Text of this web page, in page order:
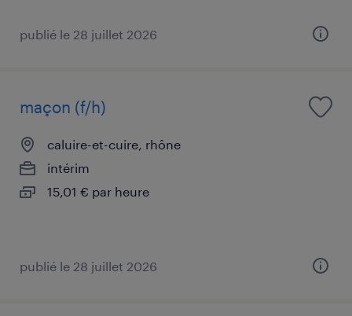
publié le 28 juillet 2026
maçon (f/h)
caluire-et-cuire, rhône
intérim
15,01 € par heure
publié le 28 juillet 2026